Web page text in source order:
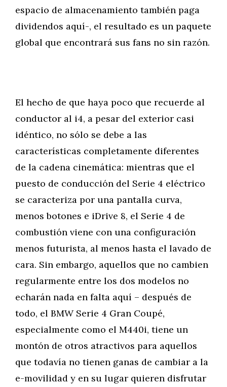
espacio de almacenamiento también paga
dividendos aquí-, el resultado es un paquete
global que encontrará sus fans no sin razón.
El hecho de que haya poco que recuerde al
conductor al i4, a pesar del exterior casi
idéntico, no sólo se debe a las
características completamente diferentes
de la cadena cinemática: mientras que el
puesto de conducción del Serie 4 eléctrico
se caracteriza por una pantalla curva,
menos botones e iDrive 8, el Serie 4 de
combustión viene con una configuración
menos futurista, al menos hasta el lavado de
cara. Sin embargo, aquellos que no cambien
regularmente entre los dos modelos no
echarán nada en falta aquí – después de
todo, el BMW Serie 4 Gran Coupé,
especialmente como el M440i, tiene un
montón de otros atractivos para aquellos
que todavía no tienen ganas de cambiar a la
e-movilidad y en su lugar quieren disfrutar